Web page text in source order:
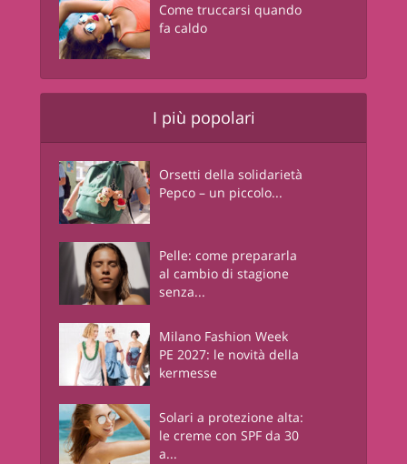
Come truccarsi quando
fa caldo
I più popolari
Orsetti della solidarietà
Pepco – un piccolo...
Pelle: come prepararla
al cambio di stagione
senza...
Milano Fashion Week
PE 2027: le novità della
kermesse
Solari a protezione alta:
le creme con SPF da 30
a...